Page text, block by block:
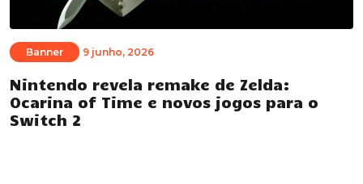
Banner 9 junho, 2026
Nintendo revela remake de Zelda:
Ocarina of Time e novos jogos para o
Switch 2